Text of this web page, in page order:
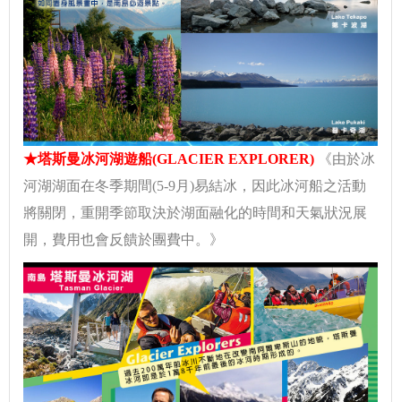
★塔斯曼冰河湖遊船(GLACIER EXPLORER) 《由於冰
河湖湖面在冬季期間(5-9月)易結冰，因此冰河船之活動
將關閉，重開季節取決於湖面融化的時間和天氣狀況展
開，費用也會反饋於團費中。》